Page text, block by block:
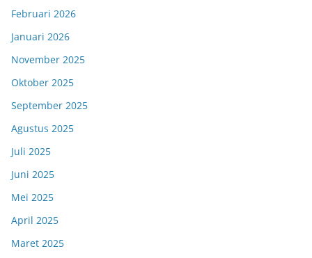
Februari 2026
Januari 2026
November 2025
Oktober 2025
September 2025
Agustus 2025
Juli 2025
Juni 2025
Mei 2025
April 2025
Maret 2025